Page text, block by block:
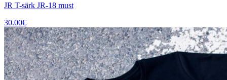
JR T-särk JR-18 must
30.00€